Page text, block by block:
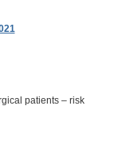
patients – risk